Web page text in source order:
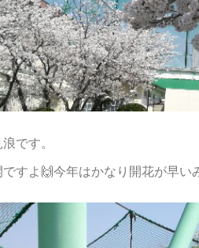
です。
すよ🙌今年はかなり開花が早